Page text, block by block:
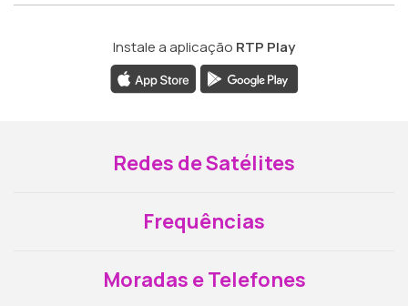
Instale a aplicação RTP Play
Redes de Satélites
Frequências
Moradas e Telefones